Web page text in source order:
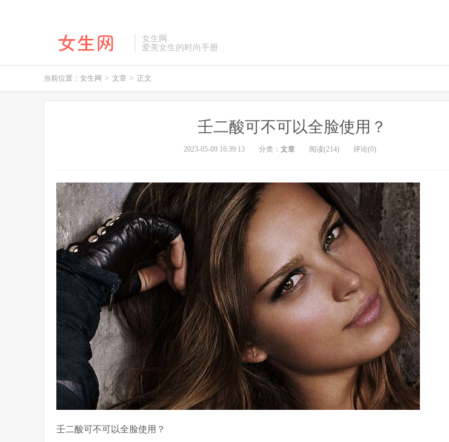
女生网
爱美女生的时尚手册
当前位置： 女生网 > 文章 > 正文
壬二酸可不可以全脸使用？
2023-05-09 16:39:13 分类： 文章 阅读(214) 评论(0)
壬二酸可不可以全脸使用？